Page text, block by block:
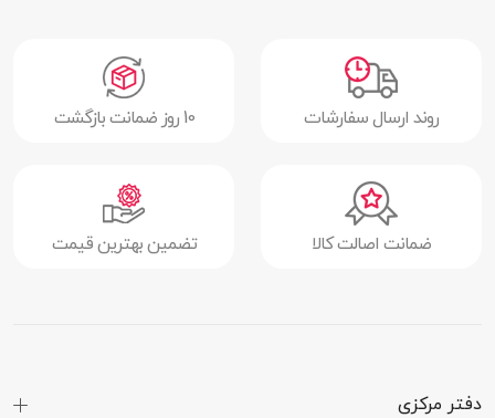
مقاومت در برابر
ضربه
مقاومت در برابر
گرد و غبار
روند ارسال سفارشات 10 روز ضمانت بازگشت
ضمانت اصالت کالا تضمین بهترین قیمت
دفتر مرکزی